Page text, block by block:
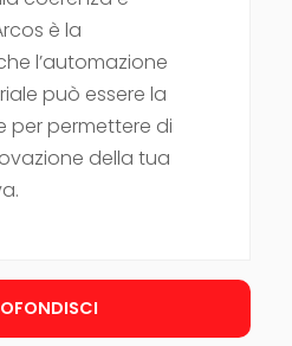
è la
l’automazione
può essere la
per permettere di
della tua